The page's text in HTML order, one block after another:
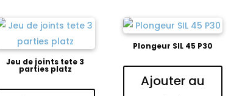
Jeu de joints tete 3
parties platz
Plongeur SIL 45 P30
Ajouter au